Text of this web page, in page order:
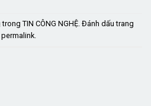
trong TIN CÔNG NGHỆ. Đánh dấu trang
permalink.